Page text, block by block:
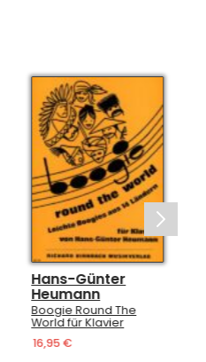
Hans-Günter
Heumann
Boogie Round The
World für Klavier
16,95 €